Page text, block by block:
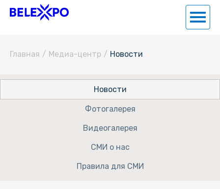
Главная / Медиа-центр / Новости
Новости
Фотогалерея
Видеогалерея
СМИ о нас
Правила для СМИ